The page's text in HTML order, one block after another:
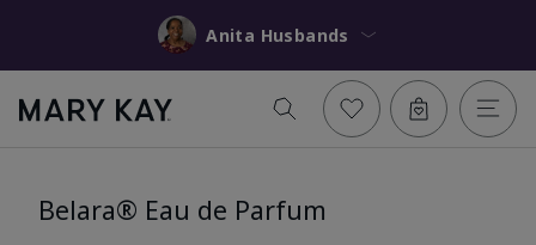
Anita Husbands
Belara® Eau de Parfum